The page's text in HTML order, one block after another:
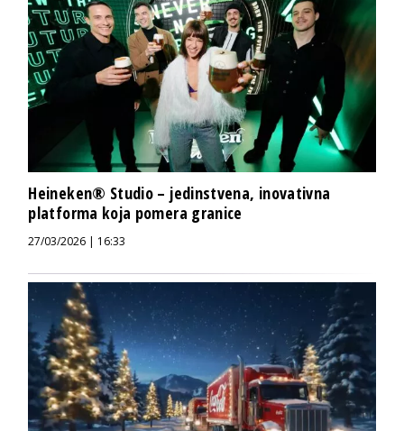
Heineken® Studio – jedinstvena, inovativna
platforma koja pomera granice
27/03/2026 | 16:33